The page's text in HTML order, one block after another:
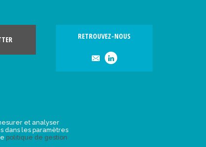
RETROUVEZ-NOUS
et analyser
dans les paramètres
politique de gestion